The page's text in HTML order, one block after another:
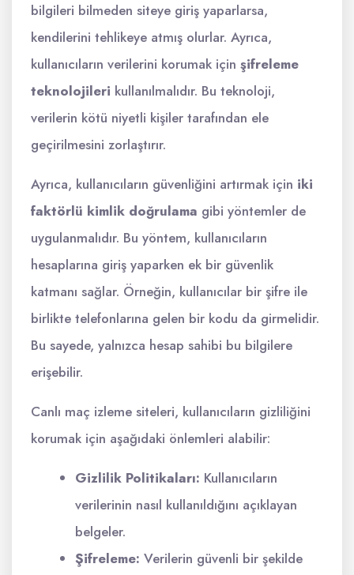
bilgileri bilmeden siteye giriş yaparlarsa,
kendilerini tehlikeye atmış olurlar. Ayrıca,
kullanıcıların verilerini korumak için şifreleme
teknolojileri kullanılmalıdır. Bu teknoloji,
verilerin kötü niyetli kişiler tarafından ele
geçirilmesini zorlaştırır.
Ayrıca, kullanıcıların güvenliğini artırmak için iki
faktörlü kimlik doğrulama gibi yöntemler de
uygulanmalıdır. Bu yöntem, kullanıcıların
hesaplarına giriş yaparken ek bir güvenlik
katmanı sağlar. Örneğin, kullanıcılar bir şifre ile
birlikte telefonlarına gelen bir kodu da girmelidir.
Bu sayede, yalnızca hesap sahibi bu bilgilere
erişebilir.
Canlı maç izleme siteleri, kullanıcıların gizliliğini
korumak için aşağıdaki önlemleri alabilir:
Gizlilik Politikaları: Kullanıcıların
verilerinin nasıl kullanıldığını açıklayan
belgeler.
Şifreleme: Verilerin güvenli bir şekilde